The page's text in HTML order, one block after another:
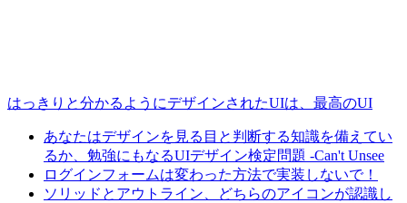
はっきりと分かるようにデザインされたUIは、最高のUI
あなたはデザインを見る目と判断する知識を備えてい
るか、勉強にもなるUIデザイン検定問題 -Can't Unsee
ログインフォームは変わった方法で実装しないで！
ソリッドとアウトライン、どちらのアイコンが認識し